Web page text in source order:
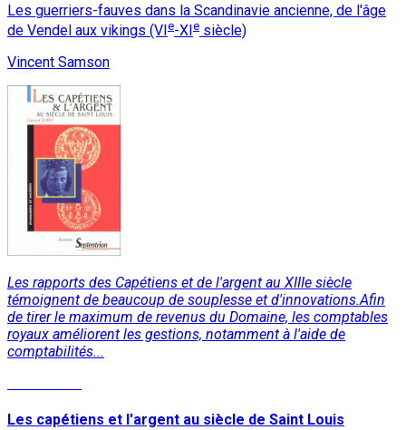
Les guerriers-fauves dans la Scandinavie ancienne, de l'âge
de Vendel aux vikings (VIe-XIe siècle)
Vincent Samson
Les rapports des Capétiens et de l'argent au XIIIe siècle
témoignent de beaucoup de souplesse et d'innovations.Afin
de tirer le maximum de revenus du Domaine, les comptables
royaux améliorent les gestions, notamment à l'aide de
comptabilités...
Les capétiens et l'argent au siècle de Saint Louis